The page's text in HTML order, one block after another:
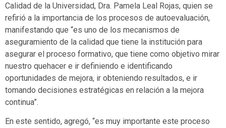
Calidad de la Universidad, Dra. Pamela Leal Rojas, quien se
refirió a la importancia de los procesos de autoevaluación,
manifestando que “es uno de los mecanismos de
aseguramiento de la calidad que tiene la institución para
asegurar el proceso formativo, que tiene como objetivo mirar
nuestro quehacer e ir definiendo e identificando
oportunidades de mejora, ir obteniendo resultados, e ir
tomando decisiones estratégicas en relación a la mejora
continua”.
En este sentido, agregó, “es muy importante este proceso